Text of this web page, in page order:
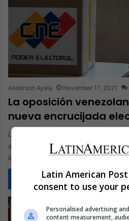
Anderson Ayala November 17, 2021
La oposición
nueva encrucijada
La oposición ha decidido sumarse al
acompañamiento de observadores
los cuestionamientos, las críticas…
Read More »
Latin American
consent to use your
Personalised advertising
content measurement,